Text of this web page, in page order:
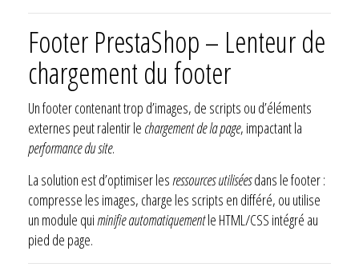
Footer PrestaShop – Lenteur de
chargement du footer
Un footer contenant trop d’images, de scripts ou d’éléments
externes peut ralentir le chargement de la page, impactant la
performance du site.
La solution est d’optimiser les ressources utiliséesdans le footer :
compresse les images, charge les scripts en différé, ou utilise
un module qui minifie automatiquementle HTML/CSS intégré au
pied de page.